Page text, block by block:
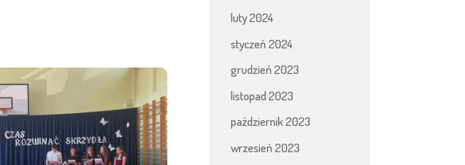
luty 2024
styczeń 2024
grudzień 2023
listopad 2023
październik 2023
wrzesień 2023